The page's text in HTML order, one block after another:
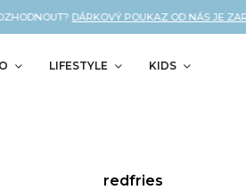
DÁRKOVÝ POUKAZ OD NÁS JE
LIFESTYLE KIDS
redfries